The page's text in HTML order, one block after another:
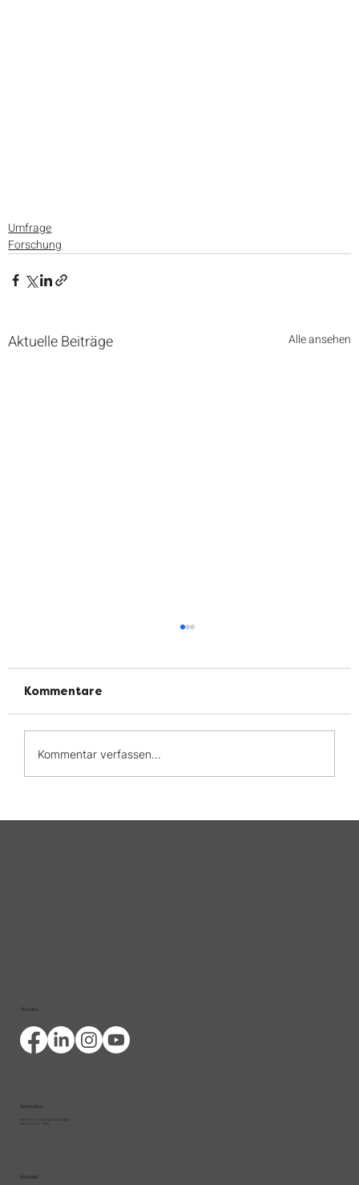
Umfrage
Forschung
Aktuelle Beiträge Alle ansehen
Kommentare
Kommentar verfassen...
Spenden:
Socials:
Kontakt: